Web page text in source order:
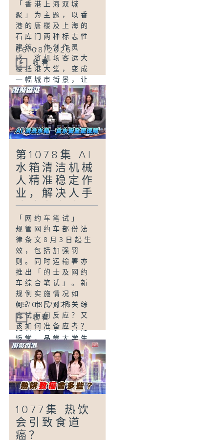
「香港上海双城
聚」为主题，以香
港的唐楼及上海的
石库门两种标志性
建筑，作创作灵
感，将机场客运大
楼抵港大堂，变成
一幅城市街景，让
旅客沉浸式体验双
城的氛围。一起走
入机场，了解背后
的两城故事。
潮」
赤足鞋是一种设计
上接近赤脚行走感
受的鞋款，设计理
念源于对自然跑步
脚部肌群的训练与
本能步态的恢复。
今集有请嘉宾详细
讲解。
「民生美食关注组-
南山邨搵食篇」
今集我们由白田邨
走到南山邨，试食
驰名的平台小食，
更会到大学生御用
饭堂，品尝大学生
最爱的人气小炒，
还会和《凝聚香
港》主持萃雯一起
回忆大学时光！
06/08/2026
收看
第1078集 AI
水箱清洁机械
人精准稳定作
业，解决人手
清洁安全隐
患？
「网约车笔试」
规管网约车部份法
律条文8月3日起生
效，包括加强罚
则。同时运输署亦
推出「的士及网约
车综合笔试」。新
规例实施情况如
何？市民对相关综
合试有何反应？又
该如何准备应考？
「AI清洁水箱．食
水安全保障」
大厦储水箱直接影
响全栋居民用水安
全与健康。香港智
个政府部门协同研
发 AI 水箱清洁机
械人，一方面标准
05/08/2026
收看
1077集 热饮
会引致食道
癌？